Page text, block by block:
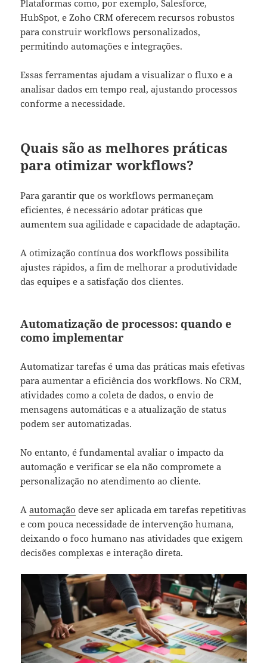
Plataformas como, por exemplo, Salesforce,
HubSpot, e Zoho CRM oferecem recursos robustos
para construir workflows personalizados,
permitindo automações e integrações.
Essas ferramentas ajudam a visualizar o fluxo e a
analisar dados em tempo real, ajustando processos
conforme a necessidade.
Quais são as melhores práticas
para otimizar workflows?
Para garantir que os workflows permaneçam
eficientes, é necessário adotar práticas que
aumentem sua agilidade e capacidade de adaptação.
A otimização contínua dos workflows possibilita
ajustes rápidos, a fim de melhorar a produtividade
das equipes e a satisfação dos clientes.
Automatização de processos: quando e
como implementar
Automatizar tarefas é uma das práticas mais efetivas
para aumentar a eficiência dos workflows. No CRM,
atividades como a coleta de dados, o envio de
mensagens automáticas e a atualização de status
podem ser automatizadas.
No entanto, é fundamental avaliar o impacto da
automação e verificar se ela não compromete a
personalização no atendimento ao cliente.
Aautomação deve ser aplicada em tarefas repetitivas
e com pouca necessidade de intervenção humana,
deixando o foco humano nas atividades que exigem
decisões complexas e interação direta.